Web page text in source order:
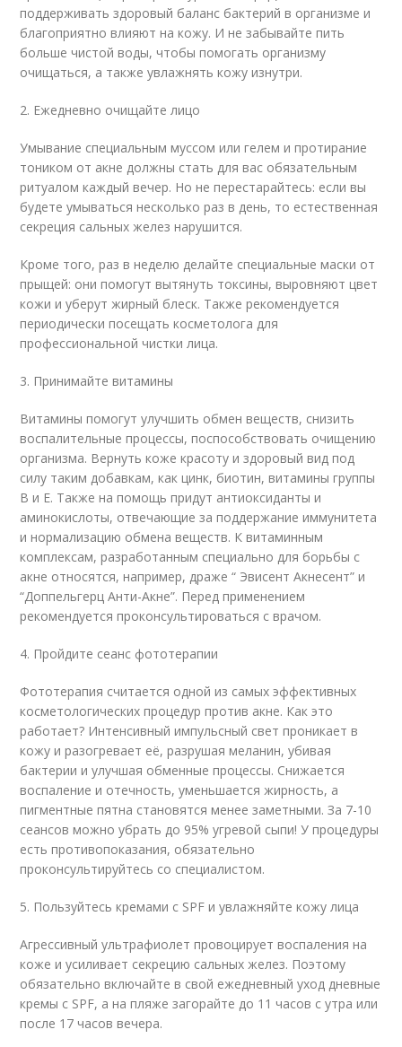
поддерживать здоровый баланс бактерий в организме и
благоприятно влияют на кожу. И не забывайте пить
больше чистой воды, чтобы помогать организму
очищаться, а также увлажнять кожу изнутри.
2. Ежедневно очищайте лицо
Умывание специальным муссом или гелем и протирание
тоником от акне должны стать для вас обязательным
ритуалом каждый вечер. Но не перестарайтесь: если вы
будете умываться несколько раз в день, то естественная
секреция сальных желез нарушится.
Кроме того, раз в неделю делайте специальные маски от
прыщей: они помогут вытянуть токсины, выровняют цвет
кожи и уберут жирный блеск. Также рекомендуется
периодически посещать косметолога для
профессиональной чистки лица.
3. Принимайте витамины
Витамины помогут улучшить обмен веществ, снизить
воспалительные процессы, поспособствовать очищению
организма. Вернуть коже красоту и здоровый вид под
силу таким добавкам, как цинк, биотин, витамины группы
В и E. Также на помощь придут антиоксиданты и
аминокислоты, отвечающие за поддержание иммунитета
и нормализацию обмена веществ. К витаминным
комплексам, разработанным специально для борьбы с
акне относятся, например, драже “ Эвисент Акнесент” и
“Доппельгерц Анти-Акне”. Перед применением
рекомендуется проконсультироваться с врачом.
4. Пройдите сеанс фототерапии
Фототерапия считается одной из самых эффективных
косметологических процедур против акне. Как это
работает? Интенсивный импульсный свет проникает в
кожу и разогревает её, разрушая меланин, убивая
бактерии и улучшая обменные процессы. Снижается
воспаление и отечность, уменьшается жирность, а
пигментные пятна становятся менее заметными. За 7-10
сеансов можно убрать до 95% угревой сыпи! У процедуры
есть противопоказания, обязательно
проконсультируйтесь со специалистом.
5. Пользуйтесь кремами с SPF и увлажняйте кожу лица
Агрессивный ультрафиолет провоцирует воспаления на
коже и усиливает секрецию сальных желез. Поэтому
обязательно включайте в свой ежедневный уход дневные
кремы с SPF, а на пляже загорайте до 11 часов с утра или
после 17 часов вечера.